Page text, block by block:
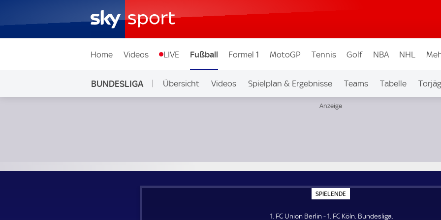
Home Videos LIVE Fußball Formel 1 MotoGP Tennis Golf NBA NHL
BUNDESLIGA Übersicht Videos Spielplan & Ergebnisse Teams Tabelle
SPIELENDE
P
E
1. FC Union Berlin - 1. FC Köln. Bundesliga.